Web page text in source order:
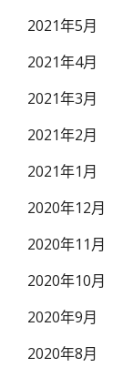
2021年5月
2021年4月
2021年3月
2021年2月
2021年1月
2020年12月
2020年11月
2020年10月
2020年9月
2020年8月